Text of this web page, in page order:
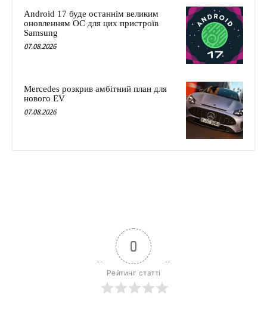
Android 17 буде останнім великим
оновленням ОС для цих пристроїв
Samsung
07.08.2026
Mercedes розкрив амбітний план для
нового EV
07.08.2026
0
Рейтинг статті